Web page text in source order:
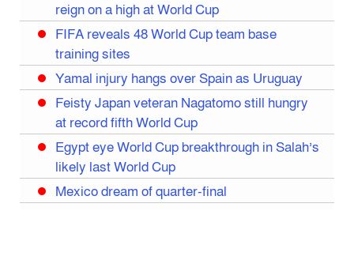
reign on a high at World Cup
FIFA reveals 48 World Cup team base
training sites
Yamal injury hangs over Spain as Uruguay
Feisty Japan veteran Nagatomo still hungry
at record fifth World Cup
Egypt eye World Cup breakthrough in Salah’s
likely last World Cup
Mexico dream of quarter-final